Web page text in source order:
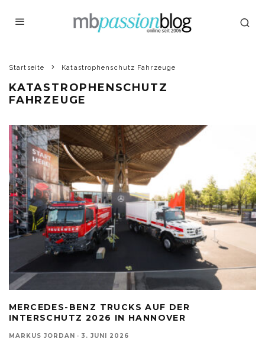
Startseite Katastrophenschutz Fahrzeuge
KATASTROPHENSCHUTZ
FAHRZEUGE
MERCEDES-BENZ TRUCKS AUF DER
INTERSCHUTZ 2026 IN HANNOVER
MARKUS JORDAN · 3. JUNI 2026